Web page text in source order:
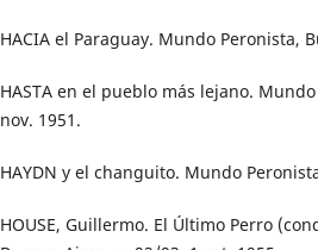
HACIA el Paraguay. Mundo Peronista,
HASTA en el pueblo más lejano.
nov. 1951.
HAYDN y el changuito. Mundo
HOUSE, Guillermo. El Último Perro